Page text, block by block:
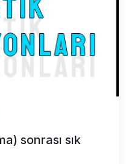
sonrası sık